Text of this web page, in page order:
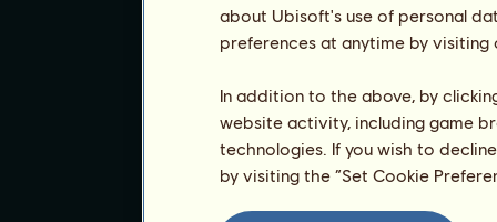
about Ubisoft's use of personal
preferences at anytime by
In addition to the above, by
website activity, including game
technologies. If you wish to
by visiting the “Set Cookie